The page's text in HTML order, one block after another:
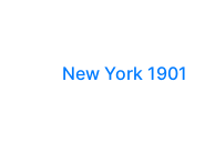
New York 1901